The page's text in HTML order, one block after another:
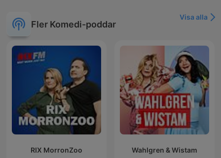
Fler Komedi-poddar
Visa alla
RIX MorronZoo Wahlgren & Wistam